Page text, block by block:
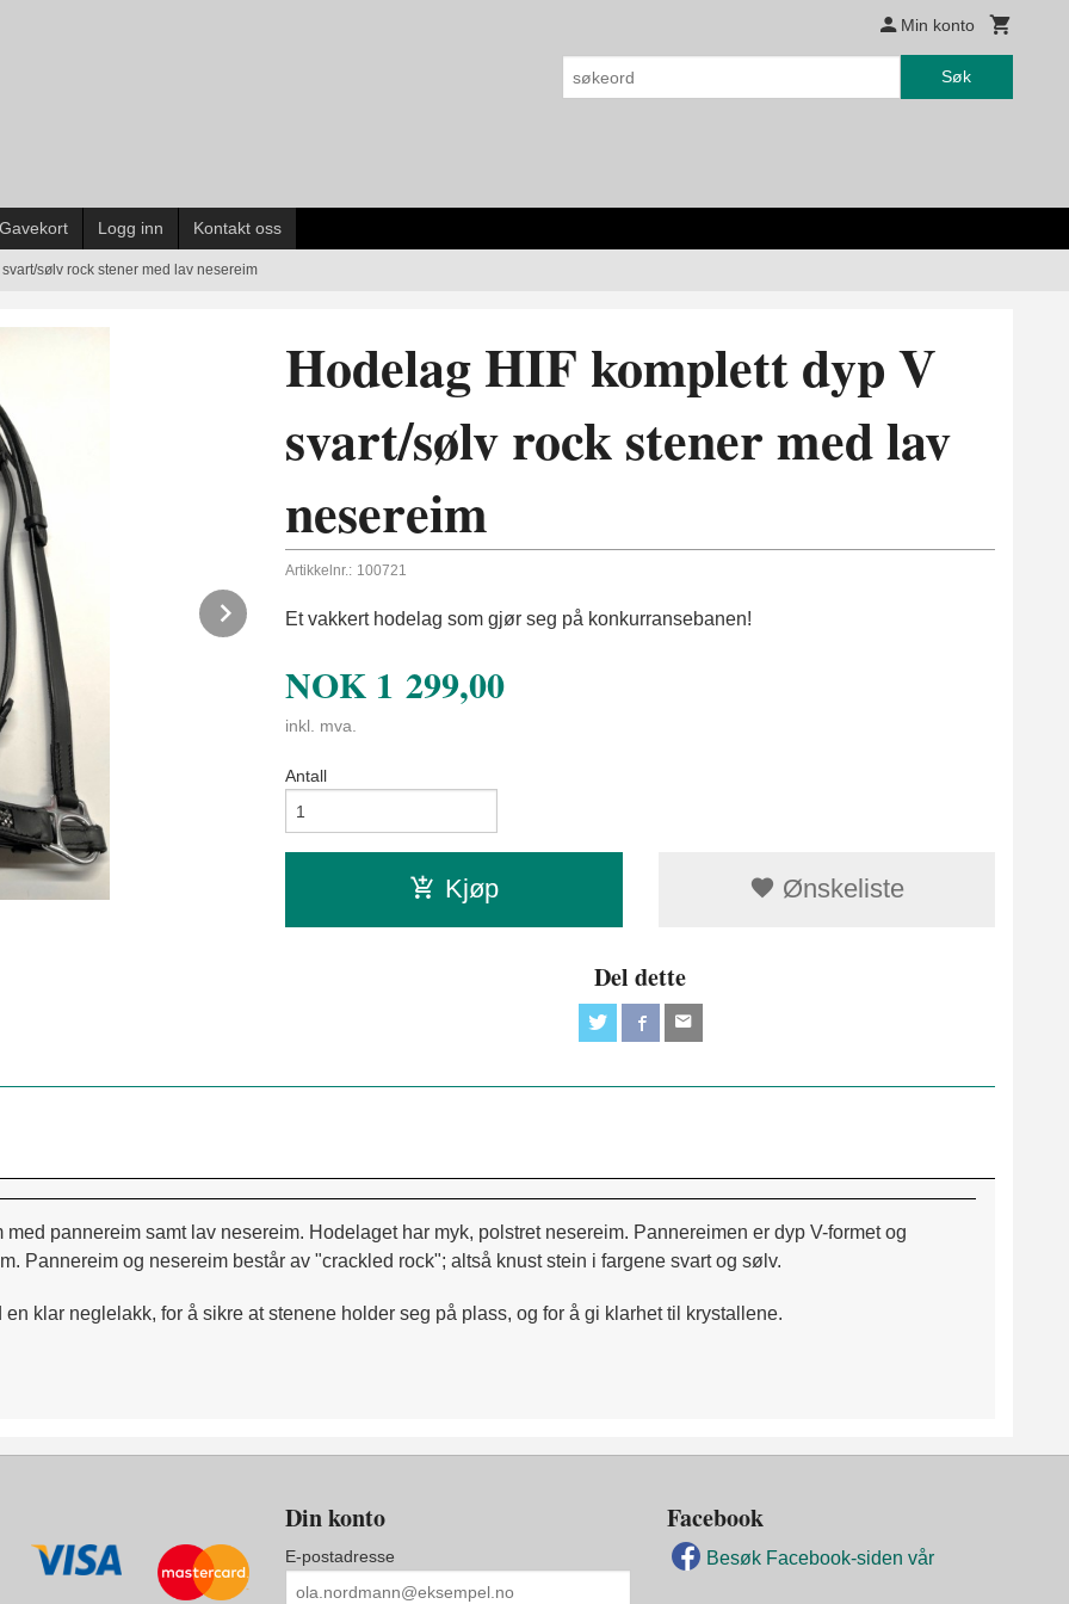
Min konto
Søk
Gavekort Logg inn Kontakt oss
sølv rock stener med lav nesereim
Next
Hodelag HIF komplett dyp V
svart/sølv rock stener med lav
nesereim
Artikkelnr.: 100721
Et vakkert hodelag som gjør seg på konkurransebanen!
NOK 1 299,00
inkl. mva.
Antall
Kjøp Ønskeliste
Del dette
pannereim samt lav nesereim. Hodelaget har myk, polstret nesereim. Pannereimen er dyp V-formet og
Pannereim og nesereim består av "crackled rock"; altså knust stein i fargene svart og sølv.
klar neglelakk, for å sikre at stenene holder seg på plass, og for å gi klarhet til krystallene.
Din konto
E-postadresse
Facebook
Besøk Facebook-siden vår